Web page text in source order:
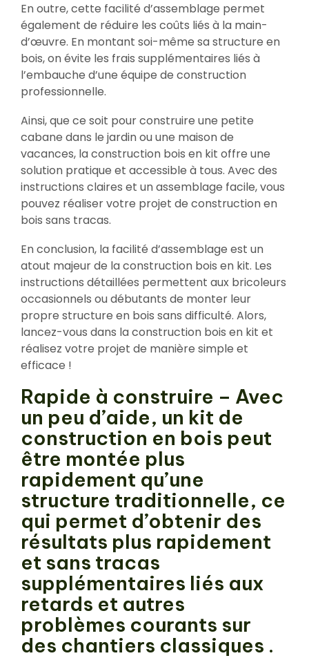
En outre, cette facilité d’assemblage permet
également de réduire les coûts liés à la main-
d’œuvre. En montant soi-même sa structure en
bois, on évite les frais supplémentaires liés à
l’embauche d’une équipe de construction
professionnelle.
Ainsi, que ce soit pour construire une petite
cabane dans le jardin ou une maison de
vacances, la construction bois en kit offre une
solution pratique et accessible à tous. Avec des
instructions claires et un assemblage facile, vous
pouvez réaliser votre projet de construction en
bois sans tracas.
En conclusion, la facilité d’assemblage est un
atout majeur de la construction bois en kit. Les
instructions détaillées permettent aux bricoleurs
occasionnels ou débutants de monter leur
propre structure en bois sans difficulté. Alors,
lancez-vous dans la construction bois en kit et
réalisez votre projet de manière simple et
efficace !
Rapide à construire – Avec
un peu d’aide, un kit de
construction en bois peut
être montée plus
rapidement qu’une
structure traditionnelle, ce
qui permet d’obtenir des
résultats plus rapidement
et sans tracas
supplémentaires liés aux
retards et autres
problèmes courants sur
des chantiers classiques .